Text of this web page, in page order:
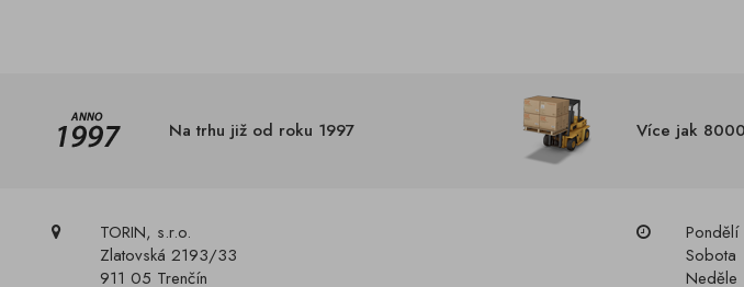
Na trhu již od roku 1997 Více jak
TORIN, s.r.o.
Zlatovská 2193/33
911 05 Trenčín
Pondělí
Sobota
Neděle